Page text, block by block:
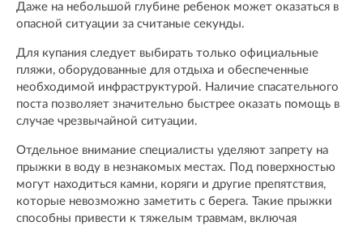
Даже на небольшой глубине ребенок может оказаться в
опасной ситуации за считаные секунды.
Для купания следует выбирать только официальные
пляжи, оборудованные для отдыха и обеспеченные
необходимой инфраструктурой. Наличие спасательного
поста позволяет значительно быстрее оказать помощь в
случае чрезвычайной ситуации.
Отдельное внимание специалисты уделяют запрету на
прыжки в воду в незнакомых местах. Под поверхностью
могут находиться камни, коряги и другие препятствия,
которые невозможно заметить с берега. Такие прыжки
способны привести к тяжелым травмам, включая